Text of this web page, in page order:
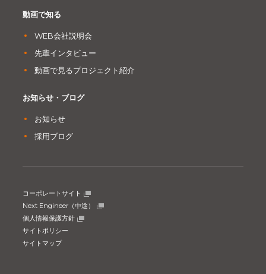
動画で知る
WEB会社説明会
先輩インタビュー
動画で見るプロジェクト紹介
お知らせ・ブログ
お知らせ
採用ブログ
コーポレートサイト
Next Engineer（中途）
個人情報保護方針
サイトポリシー
サイトマップ